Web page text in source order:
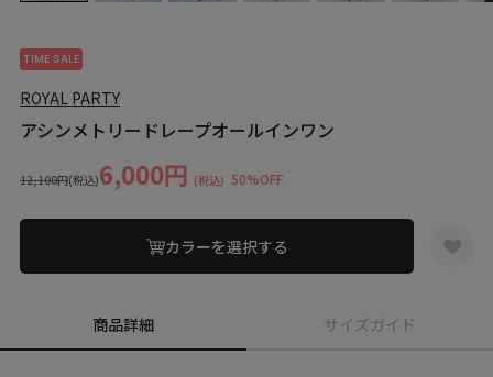
TIME SALE
ROYAL PARTY
アシンメトリードレープオールインワン
12,100円(税込)6,000円 (税込) 50%OFF
カラーを選択する
商品詳細 サイズガイド